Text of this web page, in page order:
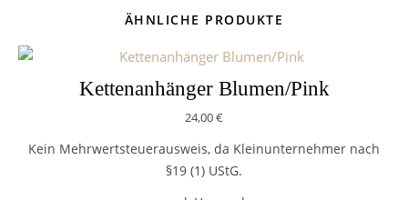
ÄHNLICHE PRODUKTE
Kettenanhänger Blumen/Pink
24,00€
Kein Mehrwertsteuerausweis, da Kleinunternehmer nach
§19 (1) UStG.